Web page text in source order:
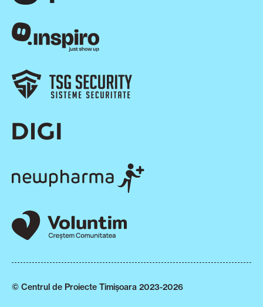
© Centrul de Proiecte Timișoara 2023-2026